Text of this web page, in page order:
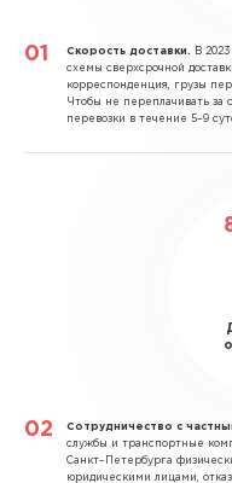
Скорость доставки.
В
схемы сверхсрочной
корреспонденция, грузы
Чтобы не переплачивать за
перевозки в течение 5–9
Сотрудничество с
службы и транспортные
Санкт–Петербурга
юридическими лицами,